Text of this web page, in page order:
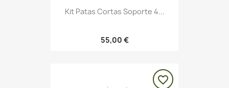
Kit Patas Cortas Soporte 4...
55,00 €
favorite_border